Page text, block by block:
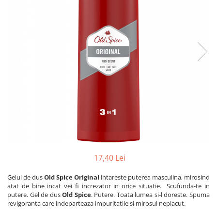
Soluții anticalcar, piatră și rugină
Detergenți diverse suprafețe
Dezinfectanți suprafețe
Gresie, piatră și granit
Universal
Detergenți rufe
Șervețele demachiante
Îngrijire bebeluși
Șervețele umede
17,40 Lei
Gelul de dusOld Spice Original intareste puterea masculina, mirosind
atat de bine incat vei fi increzator in orice situatie. Scufunda-te in
putere. Gel de dusOld Spice. Putere. Toata lumea si-l doreste. Spuma
revigoranta care indeparteaza impuritatile si mirosul neplacut.